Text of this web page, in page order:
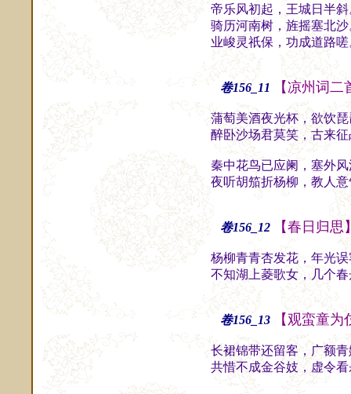
帝乐风初起，王城日半
骑历河南树，旌摇塞北
业峻灵祇保，功成道路
卷156_11 【凉州词二
蒲萄美酒夜光杯，欲饮
醉卧沙场君莫笑，古来
秦中花鸟已应阑，塞外
夜听胡笳折杨柳，教人
卷156_12 【春日归思
杨柳青青杏发花，年光
不知湖上菱歌女，几个
卷156_13 【观蛮童
长裙锦带还留客，广额
共惜不成金谷妓，虚令